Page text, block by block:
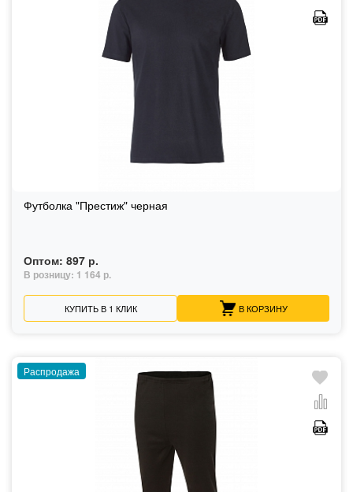
Футболка "Престиж" черная
Оптом: 897 р.
В розницу: 1 164 р.
КУПИТЬ В 1 КЛИК В КОРЗИНУ
Распродажа